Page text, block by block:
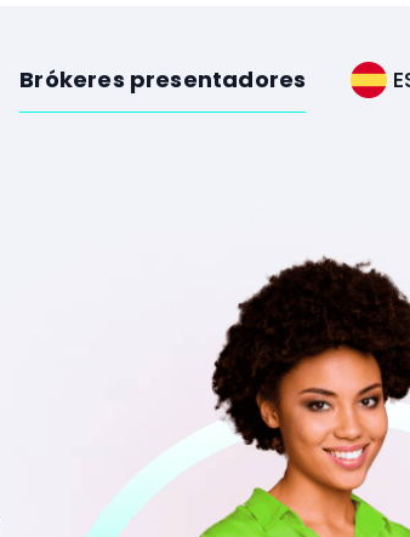
Brókeres presentadores